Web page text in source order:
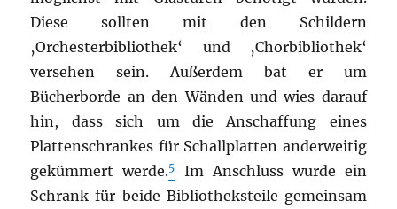
Diese sollten mit den Schildern
‚Orchesterbibliothek‘ und ‚Chorbibliothek‘
versehen sein. Außerdem bat er um
Bücherborde an den Wänden und wies darauf
hin, dass sich um die Anschaffung eines
Plattenschrankes für Schallplatten anderweitig
gekümmert werde.5
Im Anschluss wurde ein
Schrank für beide Bibliotheksteile gemeinsam